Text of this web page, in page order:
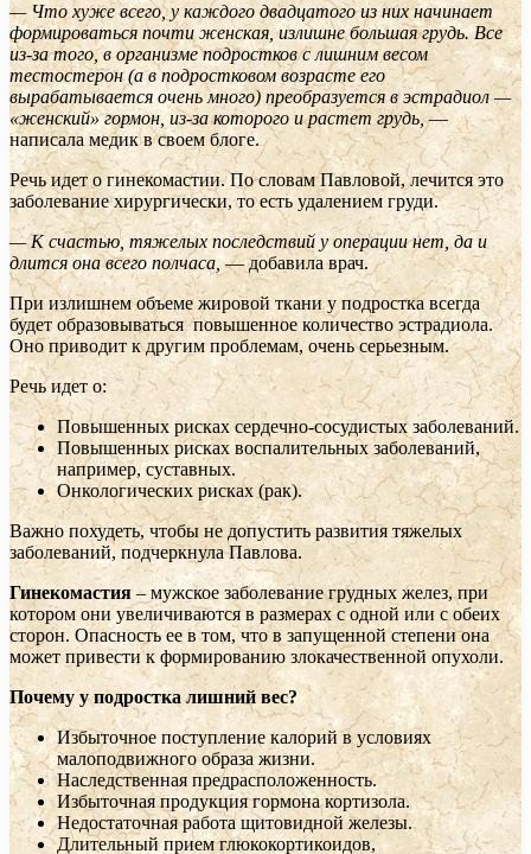
— Что хуже всего, у каждого двадцатого из них начинает
формироваться почти женская, излишне большая грудь. Все
из-за того, в организме подростков с лишним весом
тестостерон (а в подростковом возрасте его
вырабатывается очень много) преобразуется в эстрадиол —
«женский» гормон, из-за которого и растет грудь, —
написала медик в своем блоге.
Речь идет о гинекомастии. По словам Павловой, лечится это
заболевание хирургически, то есть удалением груди.
— К счастью, тяжелых последствий у операции нет, да и
длится она всего полчаса,— добавила врач.
При излишнем объеме жировой ткани у подростка всегда
будет образовываться повышенное количество эстрадиола.
Оно приводит к другим проблемам, очень серьезным.
Речь идет о:
Повышенных рисках сердечно-сосудистых заболеваний.
Повышенных рисках воспалительных заболеваний,
например, суставных.
Онкологических рисках (рак).
Важно похудеть, чтобы не допустить развития тяжелых
заболеваний, подчеркнула Павлова.
Гинекомастия– мужское заболевание грудных желез, при
котором они увеличиваются в размерах с одной или с обеих
сторон. Опасность ее в том, что в запущенной степени она
может привести к формированию злокачественной опухоли.
Почему у подростка лишний вес?
Избыточное поступление калорий в условиях
малоподвижного образа жизни.
Наследственная предрасположенность.
Избыточная продукция гормона кортизола.
Недостаточная работа щитовидной железы.
Длительный прием глюкокортикоидов,